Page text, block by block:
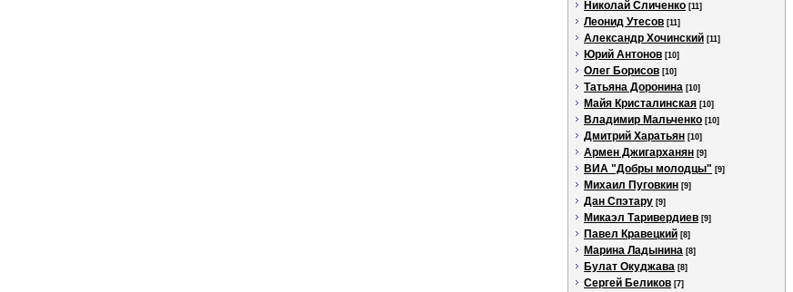
Николай Сличенко [11]
Леонид Утесов [11]
Александр Хочинский [11]
Юрий Антонов [10]
Олег Борисов [10]
Татьяна Доронина [10]
Майя Кристалинская [10]
Владимир Мальченко [10]
Дмитрий Харатьян [10]
Армен Джигарханян [9]
ВИА "Добры молодцы" [9]
Михаил Пуговкин [9]
Дан Спэтару [9]
Микаэл Таривердиев [9]
Павел Кравецкий [8]
Марина Ладынина [8]
Булат Окуджава [8]
Сергей Беликов [7]